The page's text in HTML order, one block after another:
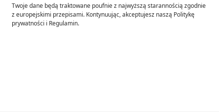
Twoje dane będą traktowane poufnie z najwyższą starannością zgodnie
z europejskimi przepisami. Kontynuując, akceptujesz naszą Politykę
prywatności i Regulamin.